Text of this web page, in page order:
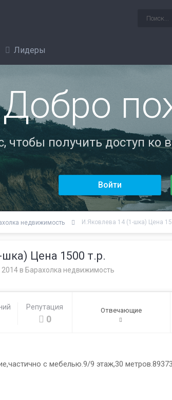
Лидеры
Добро
чтобы получить доступ
Войти
недвижимость И.Яковлева 14 (1-шка) Цена
Цена 1500 т.р.
2014в Барахолка недвижимость
Репутация
0
Отвечающие
с мебелью.9/9 этаж,30